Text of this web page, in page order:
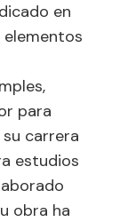
en
elementos
para
carrera
estudios
obra ha